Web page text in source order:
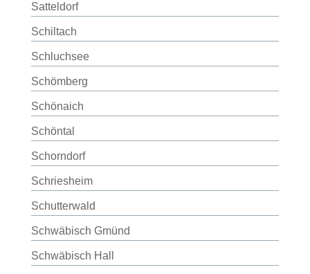
Satteldorf
Schiltach
Schluchsee
Schömberg
Schönaich
Schöntal
Schorndorf
Schriesheim
Schutterwald
Schwäbisch Gmünd
Schwäbisch Hall